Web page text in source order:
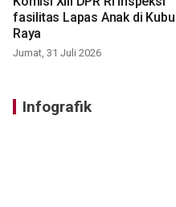
fasilitas Lapas Anak di Kubu
Raya
Jumat, 31 Juli 2026
Infografik